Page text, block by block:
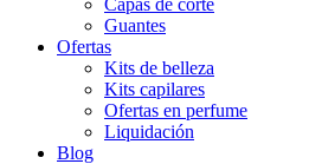
Guantes
Ofertas
Kits de belleza
Kits capilares
Ofertas en perfume
Liquidación
Blog